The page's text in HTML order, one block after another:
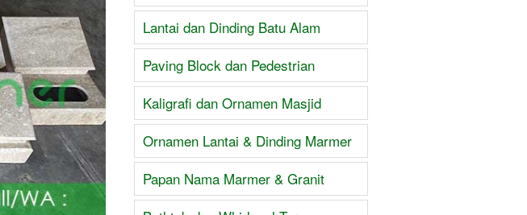
Lantai dan Dinding Batu Alam
Paving Block dan Pedestrian
Kaligrafi dan Ornamen Masjid
Ornamen Lantai & Dinding Marmer
Papan Nama Marmer & Granit